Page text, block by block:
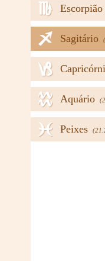
Escorpião
h
Sagitário
i
j
Aquário
k
Peixes
l